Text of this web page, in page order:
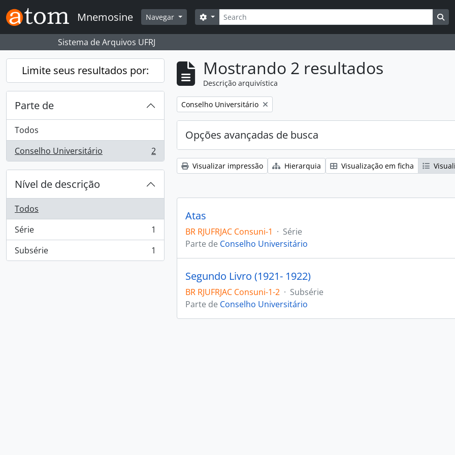
Skip to main content
Mnemosine Navegar Buscar
Opções de busca
Sistema de Arquivos UFRJ
Limite seus resultados por:
Parte de
Todos
Conselho Universitário
, 2 resultados 2
Nível de descrição
Todos
Série
, 1 resultados
1
Subsérie
, 1 resultados 1
Mostrando 2 resultados
Descrição arquivística
Remover filtro:
Conselho Universitário
Opções avançadas de busca
Visualizar impressão Hierarquia Visualização em ficha
Atas
BR RJUFRJAC Consuni-1 · Série
Parte de Conselho Universitário
Segundo Livro (1921- 1922)
BR RJUFRJAC Consuni-1-2 · Subsérie
Parte de Conselho Universitário